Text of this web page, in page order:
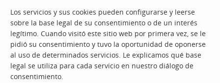
Los servicios y sus cookies pueden configurarse y leerse
sobre la base legal de su consentimiento o de un interés
legítimo. Cuando visitó este sitio web por primera vez, se le
pidió su consentimiento y tuvo la oportunidad de oponerse
al uso de determinados servicios. Le explicamos qué base
legal se utiliza para cada servicio en nuestro diálogo de
consentimiento.